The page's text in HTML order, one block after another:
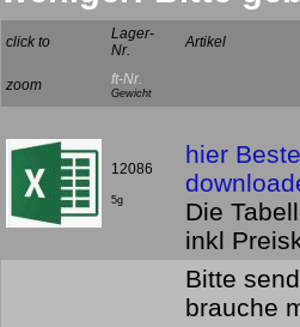
click to
Lager-
Nr.
Artikel
zoom ft-Nr.
Gewicht
12086
5g
hier
Die
inkl
Bitte
brauche